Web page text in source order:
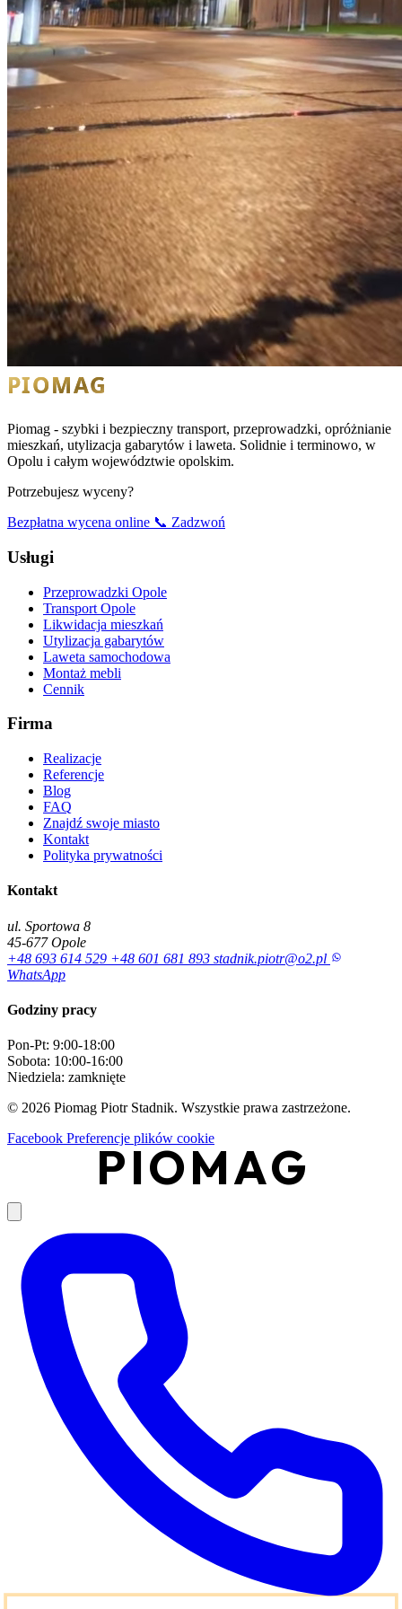
Piomag - szybki i bezpieczny transport, przeprowadzki, opróżnianie
mieszkań, utylizacja gabarytów i laweta. Solidnie i terminowo, w
Opolu i całym województwie opolskim.
Potrzebujesz wyceny?
Bezpłatna wycena online 📞 Zadzwoń
Usługi
Przeprowadzki Opole
Transport Opole
Likwidacja mieszkań
Utylizacja gabarytów
Laweta samochodowa
Montaż mebli
Cennik
Firma
Realizacje
Referencje
Blog
FAQ
Znajdź swoje miasto
Kontakt
Polityka prywatności
Kontakt
ul. Sportowa 8
45-677 Opole
+48 693 614 529 +48 601 681 893 stadnik.piotr@o2.pl
WhatsApp
Godziny pracy
Pon-Pt: 9:00-18:00
Sobota: 10:00-16:00
Niedziela: zamknięte
© 2026 Piomag Piotr Stadnik. Wszystkie prawa zastrzeżone.
Facebook Preferencje plików cookie
PIOMAG